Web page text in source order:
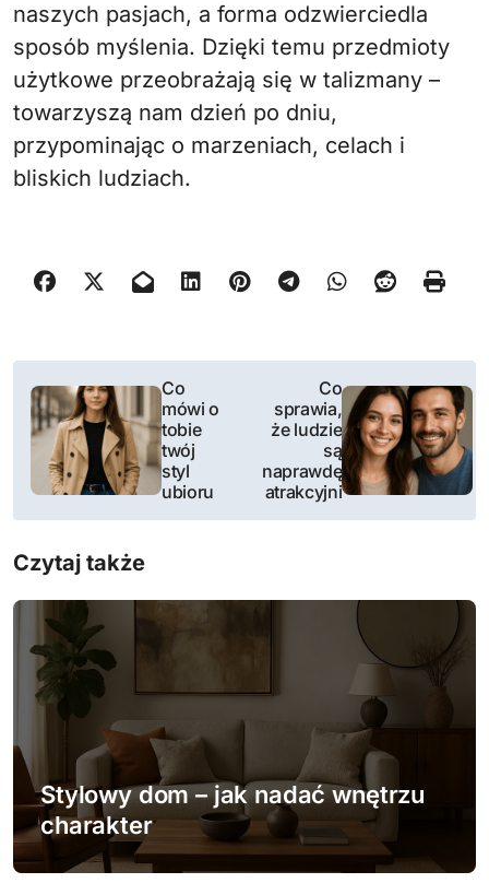
naszych pasjach, a forma odzwierciedla
sposób myślenia. Dzięki temu przedmioty
użytkowe przeobrażają się w talizmany –
towarzyszą nam dzień po dniu,
przypominając o marzeniach, celach i
bliskich ludziach.
N
i
g
a
c
a
w
p
i
Co
mówi o
tobie
twój
styl
ubioru
Co
sprawia,
że ludzie
są
naprawdę
atrakcyjni
Czytaj także
Stylowy dom – jak nadać wnętrzu
charakter